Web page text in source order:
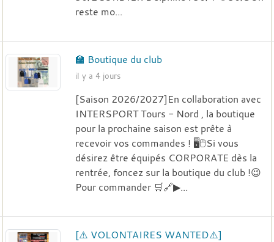
reste mo...
🏫 Boutique du club
il y a 4 jours
[Saison 2026/2027]En collaboration avec
INTERSPORT Tours - Nord , la boutique
pour la prochaine saison est prête à
recevoir vos commandes ! 🖥️🖱️Si vous
désirez être équipés CORPORATE dès la
rentrée, foncez sur la boutique du club !😉
Pour commander 🛒🔗▶...
[⚠️ VOLONTAIRES WANTED⚠️]